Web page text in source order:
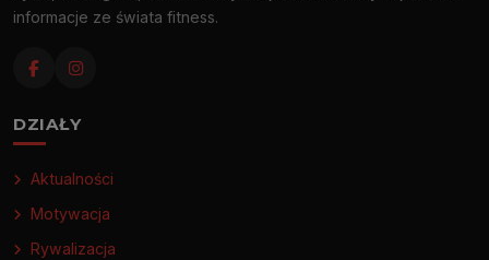
informacje ze świata fitness.
DZIAŁY
Aktualności
Motywacja
Rywalizacja